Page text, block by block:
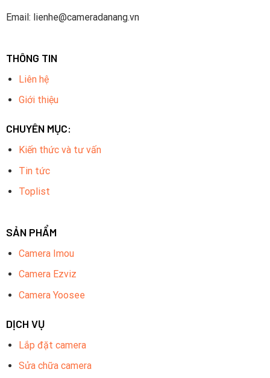
Email: lienhe@cameradanang.vn
THÔNG TIN
Liên hệ
Giới thiệu
CHUYÊN MỤC:
Kiến thức và tư vấn
Tin tức
Toplist
SẢN PHẨM
Camera Imou
Camera Ezviz
Camera Yoosee
DỊCH VỤ
Lắp đặt camera
Sửa chữa camera